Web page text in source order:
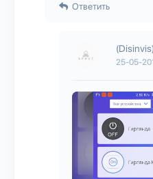
Ответить
(Disinvis)
25-05-